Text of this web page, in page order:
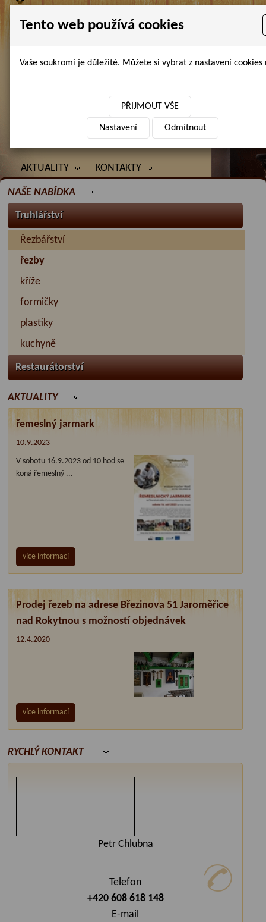
AKTUALITY KONTAKTY
NAŠE NABÍDKA
Truhlářství
Řezbářství
řezby
kříže
formičky
plastiky
kuchyně
Restaurátorství
AKTUALITY
řemeslný jarmark
10.9.2023
V sobotu 16.9.2023 od 10 hod se
koná řemeslný ...
více informací
Prodej řezeb na adrese Březinova 51 Jaroměřice
nad Rokytnou s možností objednávek
12.4.2020
více informací
RYCHLÝ KONTAKT
Petr Chlubna
Telefon
+420 608 618 148
E-mail
Tento web používá cookies
Vaše soukromí je důležité. Můžete si vybrat z nastavení cookies
PŘIJMOUT VŠE
Nastavení Odmítnout